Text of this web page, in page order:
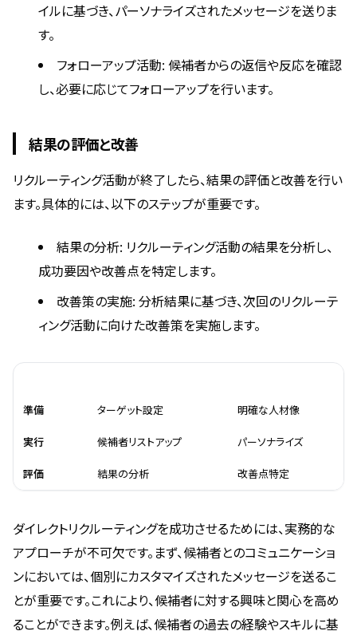
イルに基づき、パーソナライズされたメッセージを送りま
す。
フォローアップ活動: 候補者からの返信や反応を確認
し、必要に応じてフォローアップを行います。
結果の評価と改善
リクルーティング活動が終了したら、結果の評価と改善を行い
ます。具体的には、以下のステップが重要です。
結果の分析: リクルーティング活動の結果を分析し、
成功要因や改善点を特定します。
改善策の実施: 分析結果に基づき、次回のリクルーテ
ィング活動に向けた改善策を実施します。
準備 ターゲット設定 明確な人材像
実行 候補者リストアップ パーソナライズ
評価 結果の分析 改善点特定
ダイレクトリクルーティングを成功させるためには、実務的な
アプローチが不可欠です。まず、候補者とのコミュニケーショ
ンにおいては、個別にカスタマイズされたメッセージを送るこ
とが重要です。これにより、候補者に対する興味と関心を高め
ることができます。例えば、候補者の過去の経験やスキルに基